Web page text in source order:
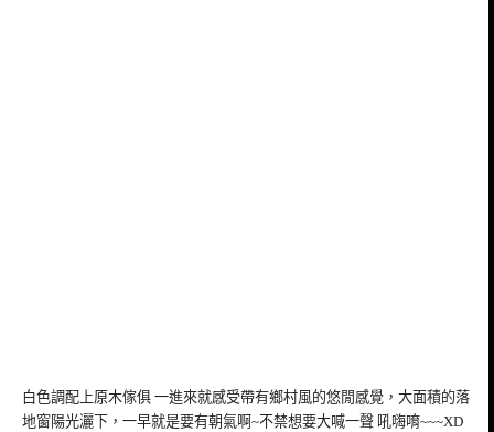
白色調配上原木傢俱 一進來就感受帶有鄉村風的悠閒感覺，大面積的落
地窗陽光灑下，一早就是要有朝氣啊~不禁想要大喊一聲 吼嗨唷~~~XD